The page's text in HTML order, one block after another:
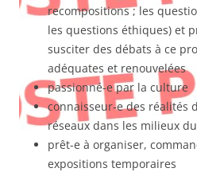
recompositions ; les
les questions éthiques) et
susciter des débats à ce
adéquates et renouvelées
passionné-e par la culture
connaisseur-e des réalités
réseaux dans les milieux
prêt-e à organiser,
expositions temporaires